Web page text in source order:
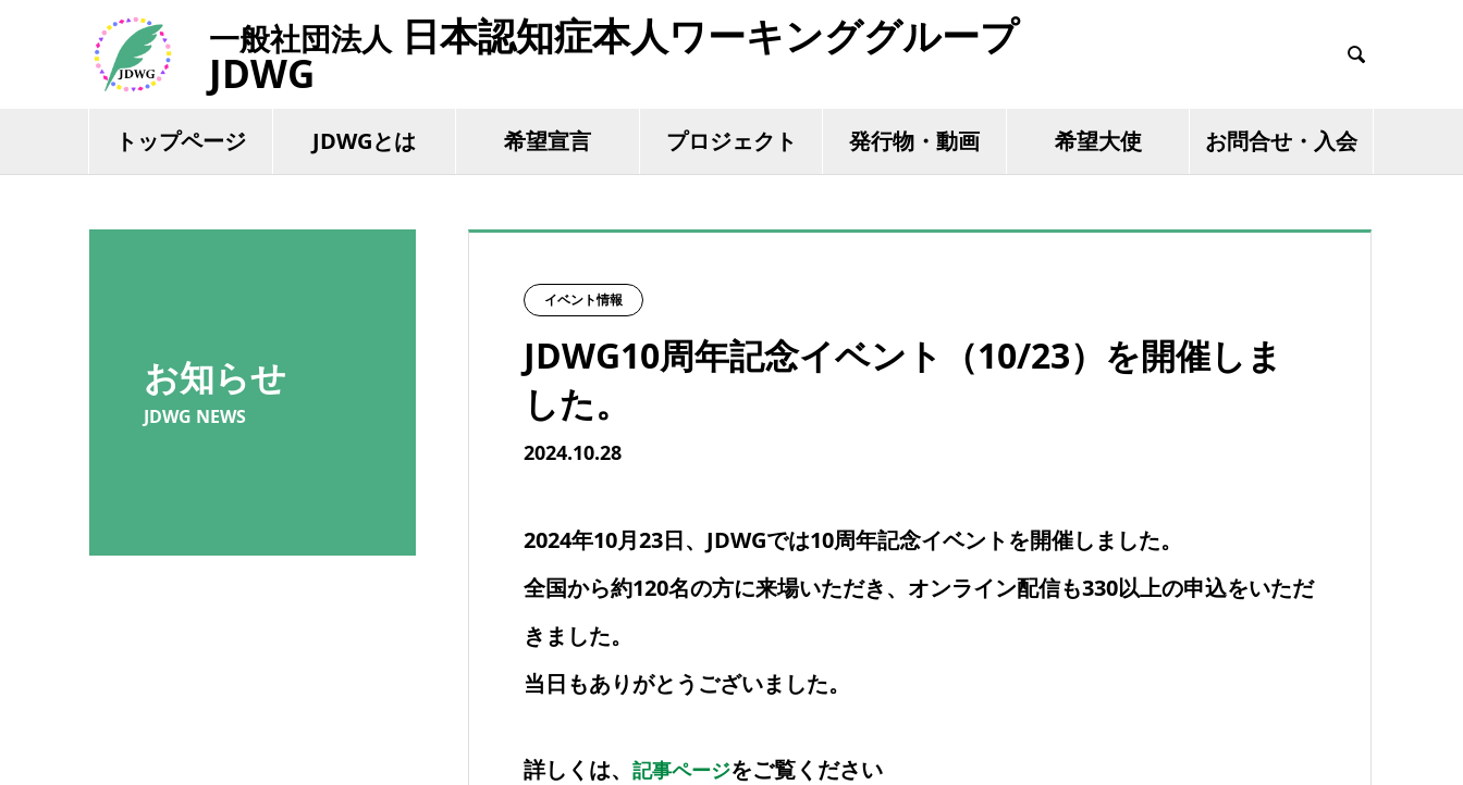
一般社団法人 日本認知症本人ワーキンググループ
JDWG 
トップページ JDWGとは 希望宣言 プロジェクト 発行物・動画 希望大使 お問合せ・入会
お知らせ
JDWG NEWS
イベント情報
JDWG10周年記念イベント（10/23）を開催しま
した。
2024.10.28
2024年10月23日、JDWGでは10周年記念イベントを開催しました。
全国から約120名の方に来場いただき、オンライン配信も330以上の申込をいただ
きました。
当日もありがとうございました。
詳しくは、 記事ページをご覧ください